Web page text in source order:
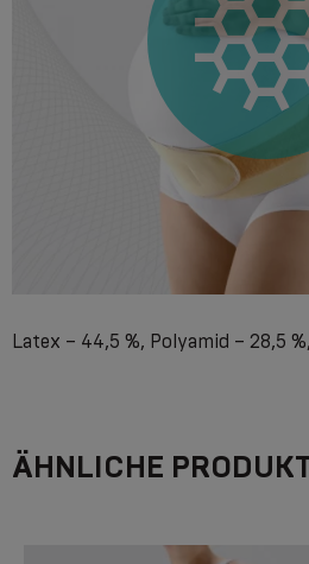
Latex – 44,5 %, Polyamid – 28,5
ÄHNLICHE